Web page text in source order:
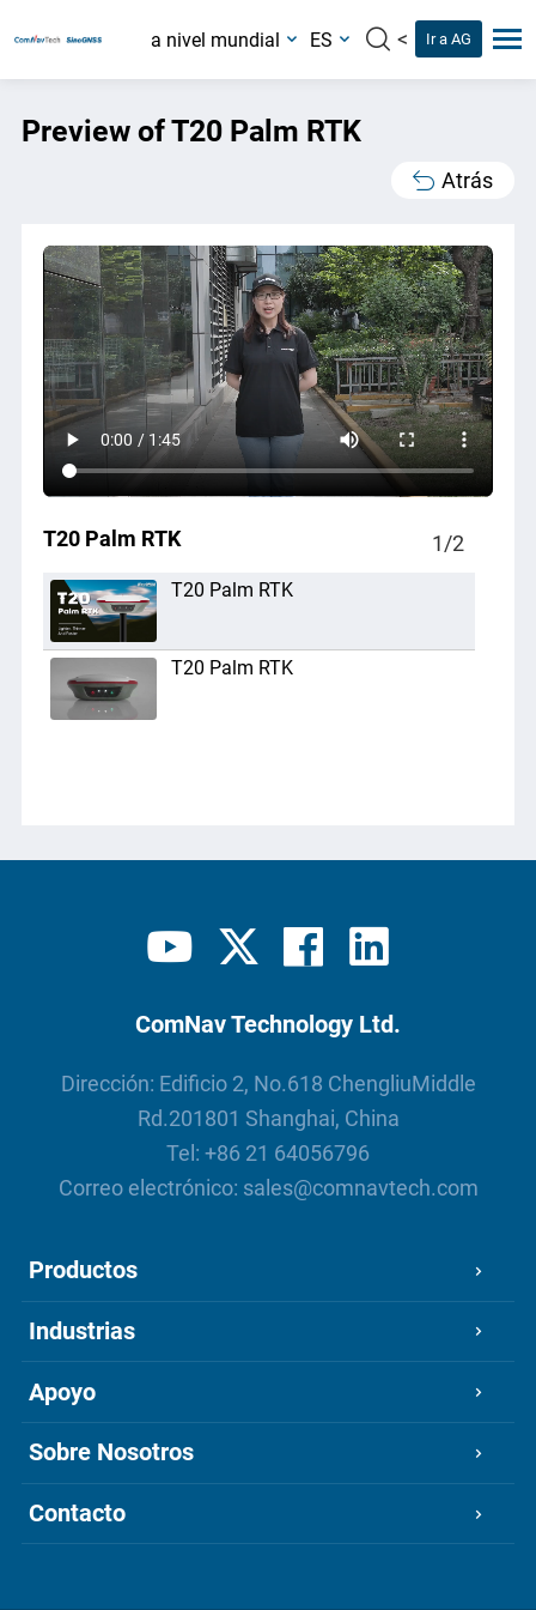
a nivel mundial ES < Ir a AG
Preview of T20 Palm RTK
Atrás
T20 Palm RTK 1/2
T20 Palm RTK
T20 Palm RTK
ComNav Technology Ltd.
Dirección: Edificio 2, No.618 ChengliuMiddle
Rd.201801 Shanghai, China
Tel: +86 21 64056796
Correo electrónico: sales@comnavtech.com
Productos
Industrias
Apoyo
Sobre Nosotros
Contacto